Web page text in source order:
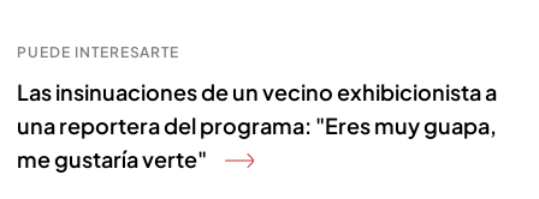
PUEDE INTERESARTE
Las insinuaciones de un vecino exhibicionista a
una reportera del programa: "Eres muy guapa,
me gustaría verte"